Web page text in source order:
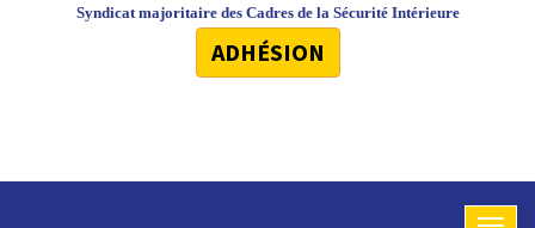
Syndicat majoritaire des Cadres de la Sécurité Intérieure
ADHÉSION